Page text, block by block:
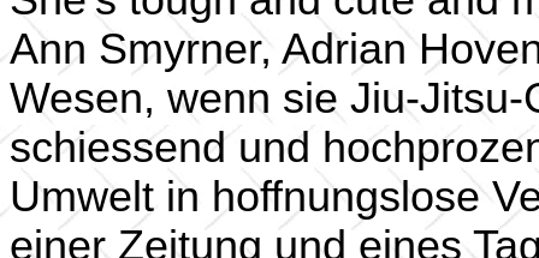
Ann Smyrner, Adrian
Wesen, wenn sie Jiu-
schiessend und
Umwelt in hoffnungslose
einer Zeitung und eines